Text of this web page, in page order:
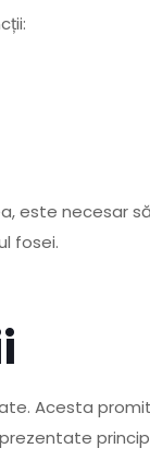
este necesar
fosei.
Acesta